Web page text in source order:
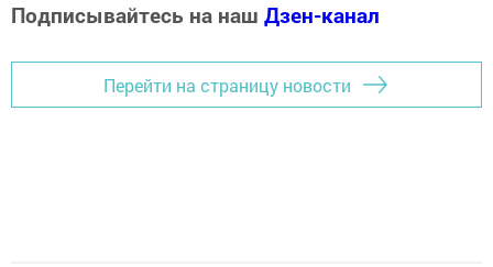
Подписывайтесь на наш Дзен-канал
Перейти на страницу новости